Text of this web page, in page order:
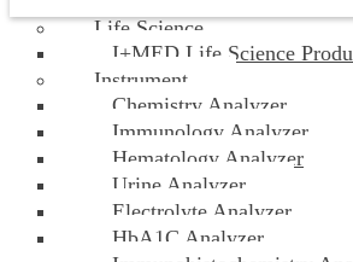
Life Science
I+MED Life Science
Instrument
Chemistry Analyzer
Immunology Analyzer
Hematology Analyzer
Urine Analyzer
Electrolyte Analyzer
HbA1C Analyzer